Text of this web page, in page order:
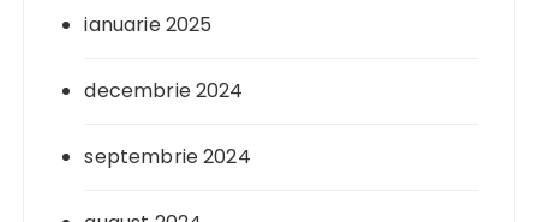
ianuarie 2025
decembrie 2024
septembrie 2024